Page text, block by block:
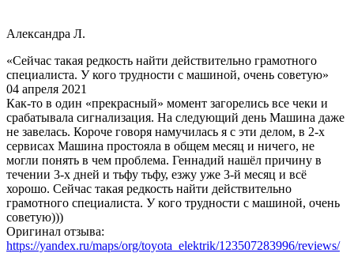
Александра Л.
«Сейчас такая редкость найти действительно грамотного
специалиста. У кого трудности с машиной, очень советую»
04 апреля 2021
Как-то в один «прекрасный» момент загорелись все чеки и
срабатывала сигнализация. На следующий день Машина даже
не завелась. Короче говоря намучилась я с эти делом, в 2-х
сервисах Машина простояла в общем месяц и ничего, не
могли понять в чем проблема. Геннадий нашёл причину в
течении 3-х дней и тьфу тьфу, езжу уже 3-й месяц и всё
хорошо. Сейчас такая редкость найти действительно
грамотного специалиста. У кого трудности с машиной, очень
советую)))
Оригинал отзыва:
https://yandex.ru/maps/org/toyota_elektrik/123507283996/reviews/